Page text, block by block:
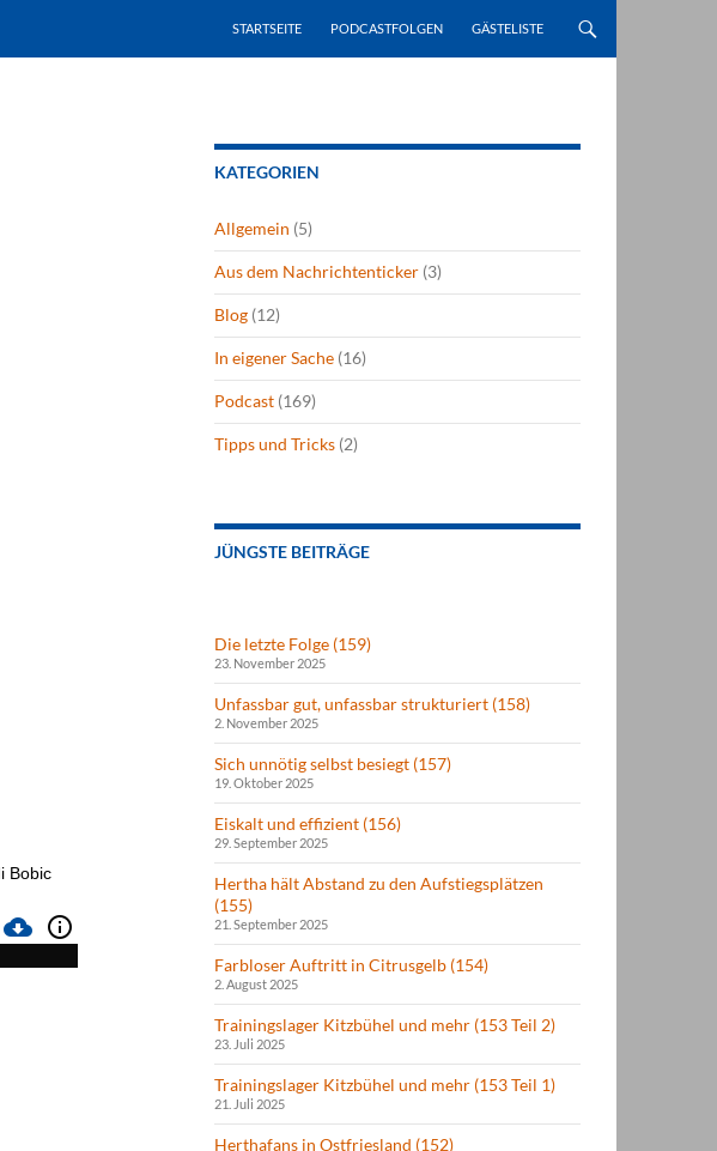
STARTSEITE PODCASTFOLGEN GÄSTELISTE
KATEGORIEN
Allgemein (5)
Aus dem Nachrichtenticker (3)
Blog (12)
In eigener Sache (16)
Podcast (169)
Tipps und Tricks (2)
JÜNGSTE BEITRÄGE
Die letzte Folge (159)
23. November 2025
Unfassbar gut, unfassbar strukturiert (158)
2. November 2025
Sich unnötig selbst besiegt (157)
19. Oktober 2025
Eiskalt und effizient (156)
29. September 2025
Hertha hält Abstand zu den Aufstiegsplätzen
(155)
21. September 2025
Farbloser Auftritt in Citrusgelb (154)
2. August 2025
Trainingslager Kitzbühel und mehr (153 Teil 2)
23. Juli 2025
Trainingslager Kitzbühel und mehr (153 Teil 1)
21. Juli 2025
Herthafans in Ostfriesland (152)